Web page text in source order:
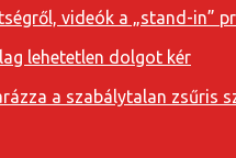
videók a „stand-in”
lehetetlen dolgot kér
a szabálytalan zsűris